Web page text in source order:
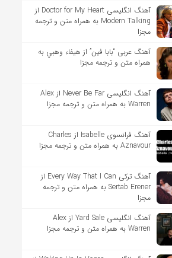
آهنگ انگلیسی Doctor for My Heart از
Modern Talking به همراه متن و ترجمه
مجزا
آهنگ عربی “بابا فين” از هيفاء وهبي به
همراه متن و ترجمه مجزا
آهنگ انگلیسی Never Be Far از Alex
Warren به همراه متن و ترجمه مجزا
آهنگ فرانسوی Isabelle از Charles
Aznavour به همراه متن و ترجمه مجزا
آهنگ ترکی Every Way That I Can از
Sertab Erener به همراه متن و ترجمه
مجزا
آهنگ انگلیسی Yard Sale از Alex
Warren به همراه متن و ترجمه مجزا